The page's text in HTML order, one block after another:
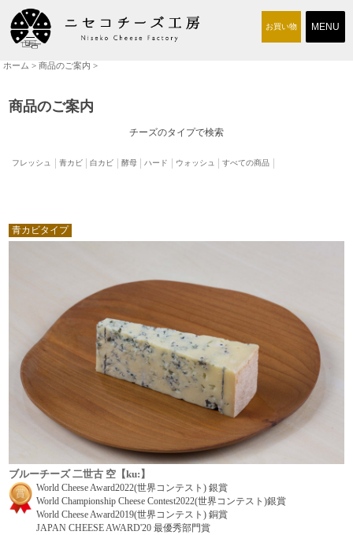
お買い物
商品のご案内
チーズ工房について
交通アクセス
ホーム >商品のご案内 >
商品のご案内
チーズのタイプで検索
フレッシュ 青カビ 白カビ 酵母 ハード ウォッシュ すべての商品
青カビタイプ
ブルーチーズ 二世古 空【ku:】
World Cheese Award2022(世界コンテスト) 銀賞
World Championship Cheese Contest2022(世界コンテスト)銀賞
World Cheese Award2019(世界コンテスト) 銅賞
JAPAN CHEESE AWARD'20 最優秀部門賞